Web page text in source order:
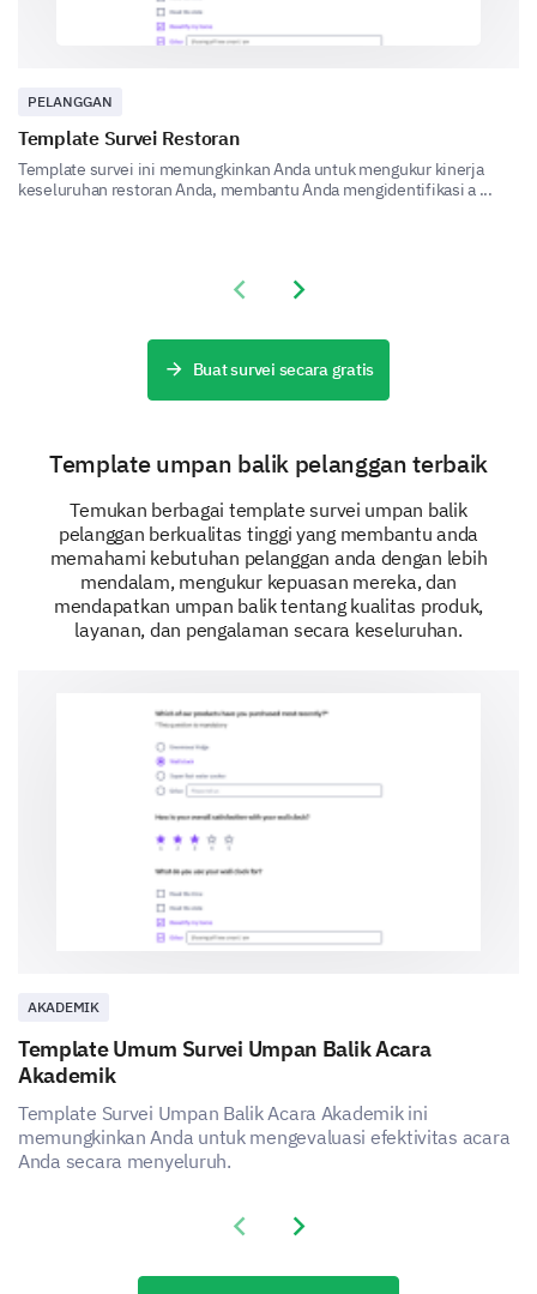
Yes Uncertain
No
Uncertain
Please provide any suggestions you have for
improving our customer service.
Further Enhancements and Suggestions
Your ideas and suggestions can help us improve and
offer an even better shopping experience.
Which services would you like us to offer in the
Please share any other suggestions to enhance
PELANGGAN
Template Survei Restoran
Template survei ini memungkinkan Anda untuk mengukur kinerja
keseluruhan restoran Anda, membantu Anda mengidentifikasi a ...
Previous slide
Next slide
Buat survei secara gratis
Template umpan balik pelanggan terbaik
Temukan berbagai template survei umpan balik
pelanggan berkualitas tinggi yang membantu anda
memahami kebutuhan pelanggan anda dengan lebih
mendalam, mengukur kepuasan mereka, dan
mendapatkan umpan balik tentang kualitas produk,
layanan, dan pengalaman secara keseluruhan.
AKADEMIK
Template Umum Survei Umpan Balik Acara
Akademik
Template Survei Umpan Balik Acara Akademik ini
memungkinkan Anda untuk mengevaluasi efektivitas acara
Anda secara menyeluruh.
Previous slide
Next slide